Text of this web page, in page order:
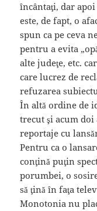
încântaţi, dar
este, de fapt, o
spun ca pe ceva
pentru a evita
alte judeţe, etc.
care lucrez de
refuzarea
În altă ordine de
trecut şi acum
reportaje cu
Pentru ca o
conţină puţin
porumbei, o
să ţină în faţa
Monotonia nu